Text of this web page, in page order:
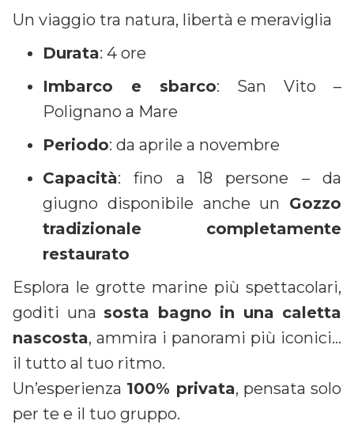
Un viaggio tra natura, libertà e meraviglia
Durata: 4 ore
Imbarco e sbarco: San Vito –
Polignano a Mare
Periodo: da aprile a novembre
Capacità: fino a 18 persone – da
giugno disponibile anche un Gozzo
tradizionale completamente
restaurato
Esplora le grotte marine più spettacolari,
goditi una sosta bagno in una caletta
nascosta, ammira i panorami più iconici…
il tutto al tuo ritmo.
Un’esperienza 100% privata, pensata solo
per te e il tuo gruppo.